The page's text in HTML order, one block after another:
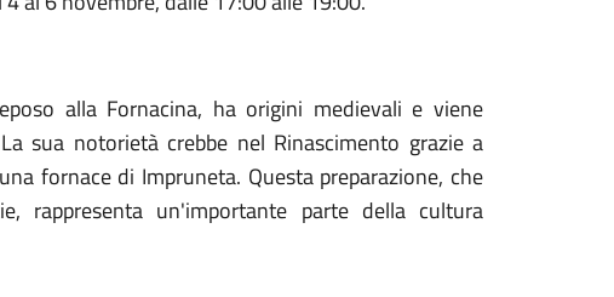
alla Fornacina, ha origini medievali e viene
sua notorietà crebbe nel Rinascimento grazie a
fornace di Impruneta. Questa preparazione, che
rappresenta un'importante parte della cultura